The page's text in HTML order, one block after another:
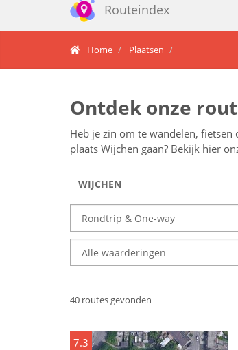
Routeindex
Home Plaatsen
Ontdek onze
Heb je zin om te wandelen,
plaats Wijchen gaan? Bekijk hier
40 routes gevonden
7.3